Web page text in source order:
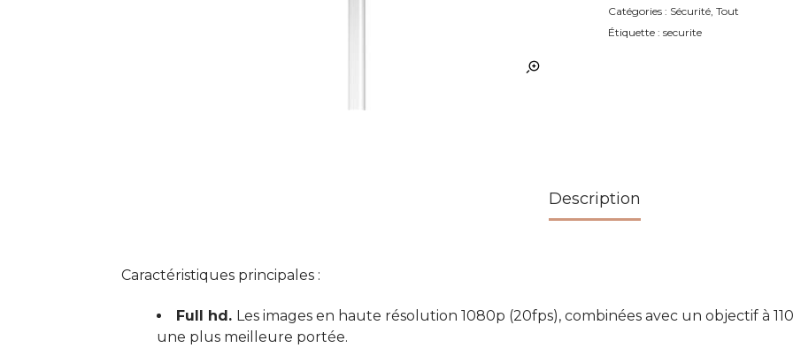
Catégories : Sécurité Tout
Étiquette : securite
Description
Caractéristiques principales :
Full hd. Les images en haute résolution 1080p (20fps), combinées avec un objectif à
une plus meilleure portée.